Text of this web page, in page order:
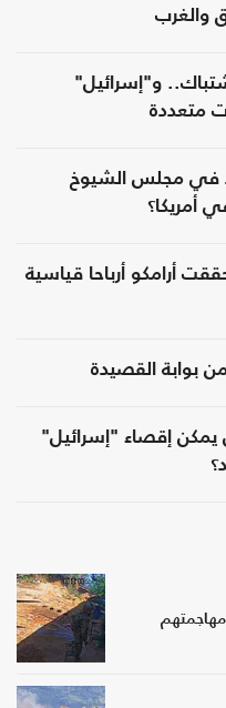
والغرب
و"إسرائيل"
متعددة
في مجلس الشيوخ
أمريكا؟
أرامكو أرباحا قياسية
بوابة القصيدة
يمكن إقصاء "إسرائيل"